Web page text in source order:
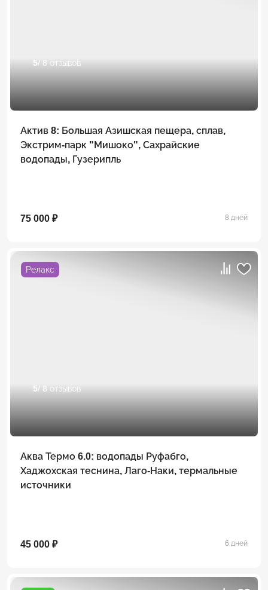
5/ 8 отзывов
Актив 8: Большая Азишская пещера, сплав,
Экстрим-парк "Мишоко", Сахрайские
водопады, Гузерипль
75 000 ₽ 8 дней
Релакс
5/ 8 отзывов
Аква Термо 6.0: водопады Руфабго,
Хаджохская теснина, Лаго-Наки, термальные
источники
45 000 ₽ 6 дней